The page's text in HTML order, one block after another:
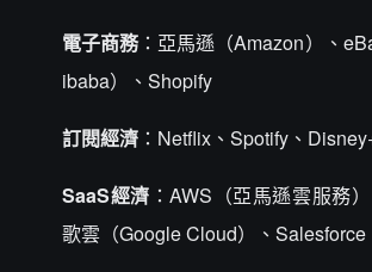
電子商務：亞馬遜（Amazon）、
ibaba）、Shopify
訂閱經濟 ：Netflix、Spotify、
SaaS經濟 ：AWS（亞馬遜雲服務
歌雲（Google Cloud）、